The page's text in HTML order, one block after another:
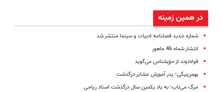
در همین زمینه
شماره جدید فصلنامه ادبیات و سینما منتشر شد
انتشار شماه 46 ماهور
فولادوند از حق‌شناس می‌گوید
بهمن‌بیگی؛ پدر آموزش عشایر درگذشت
مرگ ‌می‌ناب؛ به یاد یکمین سال درگذشت استاد ریاحی